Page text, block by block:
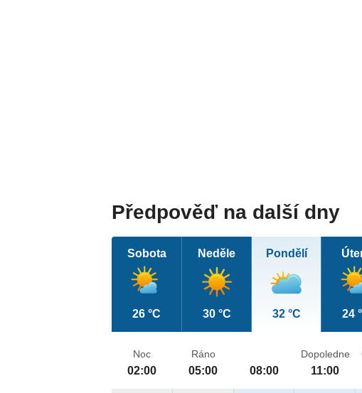
Předpověď na další dny
Sobota
26 °C
Neděle
30 °C
Pondělí
32 °C 24
Noc
02:00
Ráno
05:00 08:00
Dopoledne
11:00